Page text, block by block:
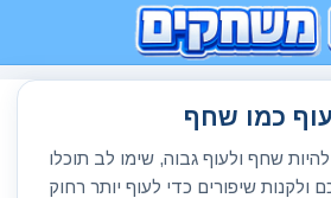
כמו שחף
שחף ולעוף גבוה, שימו לב תוכלו
שיפורים כדי לעוף יותר רחוק